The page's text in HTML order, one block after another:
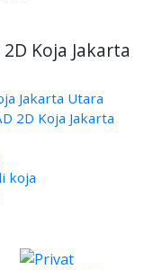
Koja Jakarta
Jakarta Utara
2D Koja Jakarta
koja